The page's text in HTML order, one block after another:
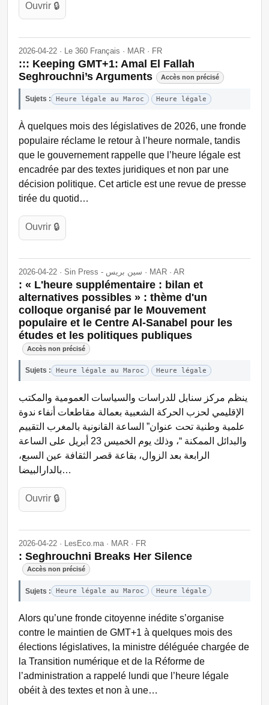
Ouvrir 🔒
2026-04-22 · Le 360 Français · MAR · FR
::: Keeping GMT+1: Amal El Fallah
Seghrouchni’s Arguments
Accès non précisé
Sujets : Heure légale au Maroc Heure légale
À quelques mois des législatives de 2026, une fronde
populaire réclame le retour à l’heure normale, tandis
que le gouvernement rappelle que l’heure légale est
encadrée par des textes juridiques et non par une
décision politique. Cet article est une revue de presse
tirée du quotid…
Ouvrir 🔒
2026-04-22 · Sin Press - سين بريس · MAR · AR
: « L'heure supplémentaire : bilan et
alternatives possibles » : thème d'un
colloque organisé par le Mouvement
populaire et le Centre Al-Sanabel pour les
études et les politiques publiques
Accès non précisé
Sujets : Heure légale au Maroc Heure légale
ينظم مركز سنابل للدراسات والسياسات العمومية والمكتب
الإقليمي لحزب الحركة الشعبية بعمالة مقاطعات أنفاء ندوة
علمية وطنية تحت عنوان” الساعة القانونية بالمغرب التقييم
والبدائل الممكنة “، وذلك يوم الخميس 23 أبريل على الساعة
الرابعة بعد الزوال، بقاعة قصر الثقافة عين السبع،
بالدارالبيضا…
Ouvrir 🔒
2026-04-22 · LesEco.ma · MAR · FR
: Seghrouchni Breaks Her Silence
Accès non précisé
Sujets : Heure légale au Maroc Heure légale
Alors qu’une fronde citoyenne inédite s’organise
contre le maintien de GMT+1 à quelques mois des
élections législatives, la ministre déléguée chargée de
la Transition numérique et de la Réforme de
l’administration a rappelé lundi que l’heure légale
obéit à des textes et non à une…